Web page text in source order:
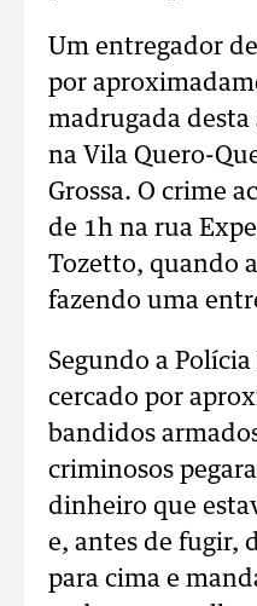
Um entregador
por
madrugada
na Vila Quero-
Grossa. O crime
de 1h na rua
Tozetto, quando
fazendo uma
Segundo a
cercado por
bandidos
criminosos
dinheiro que
e, antes de fugir,
para cima e